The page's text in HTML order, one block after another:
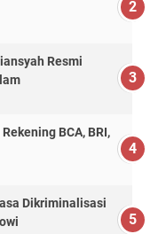
Resmi
BCA, BRI,
Dikriminalisasi